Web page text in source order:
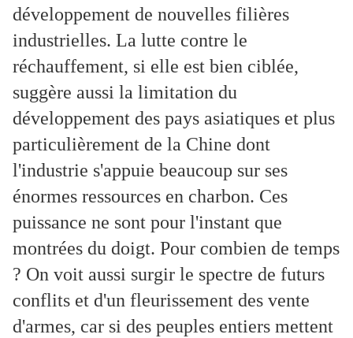
développement de nouvelles filières
industrielles. La lutte contre le
réchauffement, si elle est bien ciblée,
suggère aussi la limitation du
développement des pays asiatiques et plus
particulièrement de la Chine dont
l'industrie s'appuie beaucoup sur ses
énormes ressources en charbon. Ces
puissance ne sont pour l'instant que
montrées du doigt. Pour combien de temps
? On voit aussi surgir le spectre de futurs
conflits et d'un fleurissement des vente
d'armes, car si des peuples entiers mettent